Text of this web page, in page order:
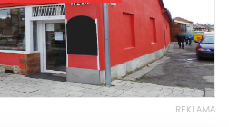
REKLAMA